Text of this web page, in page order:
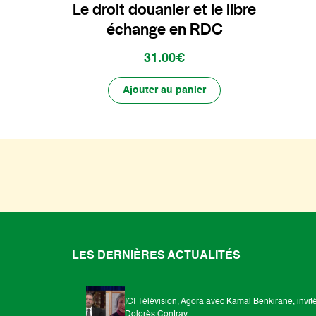
Le droit douanier et le libre
échange en RDC
31.00€
Ajouter au panier
LES DERNIÈRES ACTUALITÉS
ICI Télévision, Agora avec Kamal Benkirane,
Dolorès Contray